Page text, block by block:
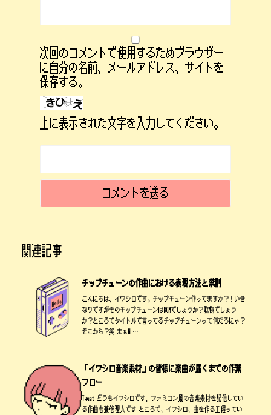
次回のコメントで使用するためブラウザー
に自分の名前、メールアドレス、サイトを
保存する。
上に表示された文字を入力してください。
関連記事
チップチューンの作曲における表現方法と禁則
こんにちは、イワシロです。チップチューン作ってますか？！いき
なりですがそのチップチューンはBGMでしょうか？歌物でしょう
か？ところでタイトルで言ってるチップチューンって何だろにゃ？
そこから？笑 まぁW …
「イワシロ音楽素材」の皆様に楽曲が届くまでの作業
フロー
Tweet どうもイワシロです、ファミコン風の音楽素材を配信してい
る作曲者兼管理人です ところで、イワシロ、曲を作る工程ってい